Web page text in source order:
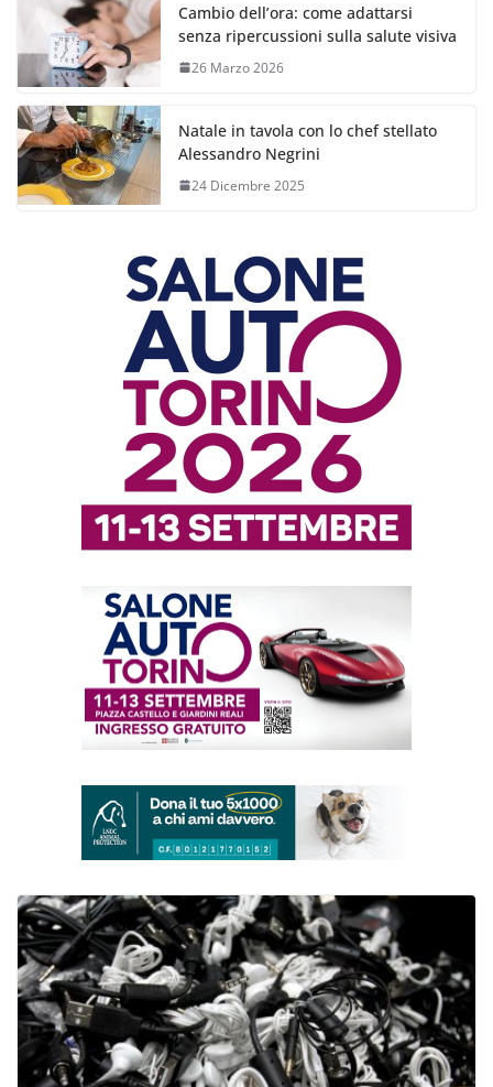
Cambio dell’ora: come adattarsi
senza ripercussioni sulla salute visiva
26 Marzo 2026
Natale in tavola con lo chef stellato
Alessandro Negrini
24 Dicembre 2025